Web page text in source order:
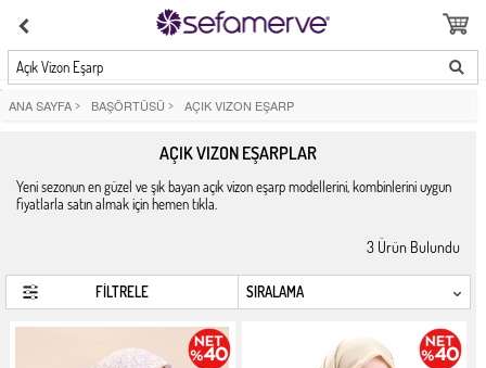
Açık Vizon Eşarp
ANA SAYFA > BAŞÖRTÜSÜ > AÇIK VIZON EŞARP
AÇIK VIZON EŞARPLAR
Yeni sezonun en güzel ve şık bayan açık vizon eşarp modellerini, kombinlerini uygun
fiyatlarla satın almak için hemen tıkla.
3 Ürün Bulundu
FİLTRELE